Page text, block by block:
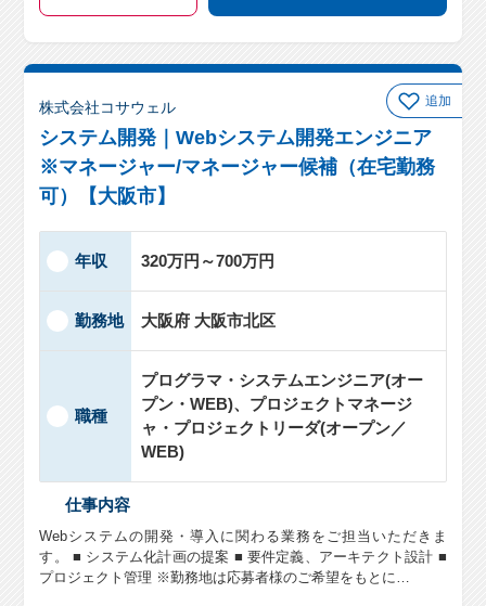
追加
株式会社コサウェル
システム開発｜Webシステム開発エンジニア
※マネージャー/マネージャー候補（在宅勤務
可）【大阪市】
年収 320万円～700万円
勤務地 大阪府 大阪市北区
職種
プログラマ・システムエンジニア(オー
プン・WEB)、プロジェクトマネージ
ャ・プロジェクトリーダ(オープン／
WEB)
仕事内容
Webシステムの開発・導入に関わる業務をご担当いただきま
す。 ■ システム化計画の提案 ■ 要件定義、アーキテクト設計 ■
プロジェクト管理 ※勤務地は応募者様のご希望をもとに…